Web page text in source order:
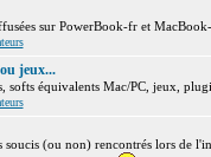
sur PowerBook-fr et
jeux...
softs équivalents Mac/PC, jeux,
soucis (ou non) rencontrés lors de